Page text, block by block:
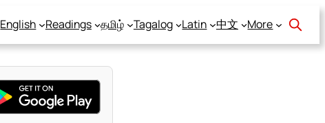
English Readings தமிழ் Tagalog Latin 中文 More